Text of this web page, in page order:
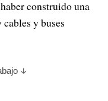
construido una
y buses